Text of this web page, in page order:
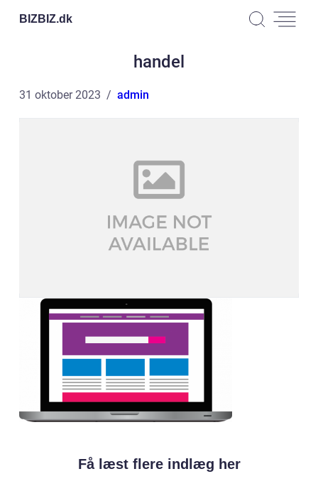
BIZBIZ.dk
handel
31 oktober 2023 admin
Få læst flere indlæg her